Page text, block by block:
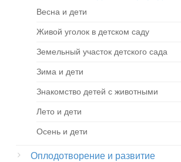
Весна и дети
Живой уголок в детском саду
Земельный участок детского сада
Зима и дети
Знакомство детей с животными
Лето и дети
Осень и дети
Оплодотворение и развитие